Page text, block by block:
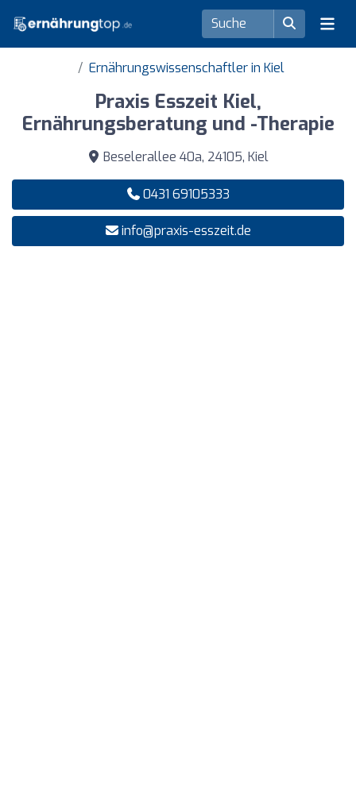
Ernährungswissenschaftler in Kiel
Praxis Esszeit Kiel,
Ernährungsberatung und -Therapie
Beselerallee 40a, 24105, Kiel
0431 69105333
info@praxis-esszeit.de